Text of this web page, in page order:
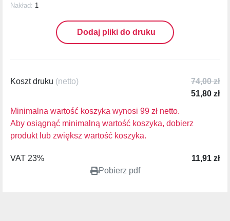
Nakład: 1
Dodaj pliki do druku
Koszt druku (netto)
74,00 zł
51,80 zł
Minimalna wartość koszyka wynosi 99 zł netto.
Aby osiągnąć minimalną wartość koszyka, dobierz
produkt lub zwiększ wartość koszyka.
VAT 23%
11,91 zł
Pobierz pdf